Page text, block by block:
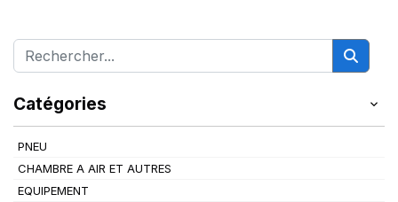
Catégories
PNEU
CHAMBRE A AIR ET AUTRES
EQUIPEMENT